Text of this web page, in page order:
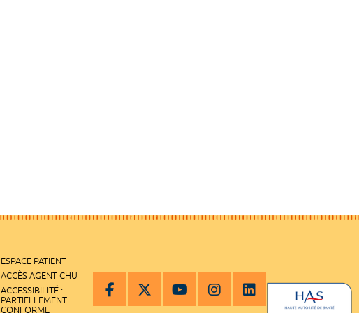
ESPACE PATIENT
ACCÈS AGENT CHU
ACCESSIBILITÉ :
PARTIELLEMENT
CONFORME